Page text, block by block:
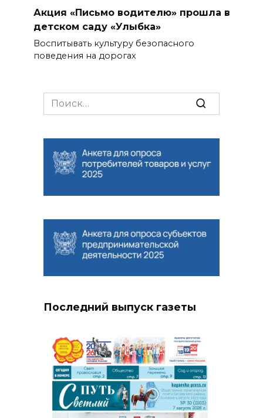
Акция «Письмо водителю» прошла в
детском саду «Улыбка»
Воспитывать культуру безопасного
поведения на дорогах
Search
for:
Последний выпуск газеты